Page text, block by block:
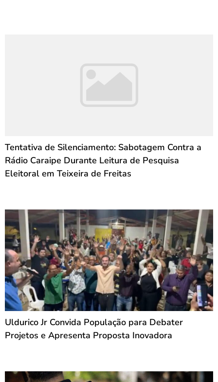
Tentativa de Silenciamento: Sabotagem Contra a
Rádio Caraipe Durante Leitura de Pesquisa
Eleitoral em Teixeira de Freitas
Uldurico Jr Convida População para Debater
Projetos e Apresenta Proposta Inovadora